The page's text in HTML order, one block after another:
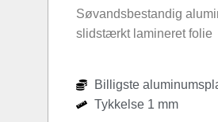
Søvandsbestandig
slidstærkt lamineret folie
Billigste
Tykkelse 1 mm